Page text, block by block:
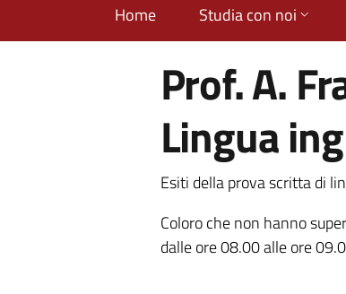
Home Studia con noi
Prof. A.
Lingua
Esiti della prova scritta di
Coloro che non hanno
dalle ore 08.00 alle ore